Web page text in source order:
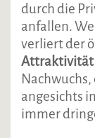
durch die
anfallen.
verliert der
Attraktivität
angesichts
immer